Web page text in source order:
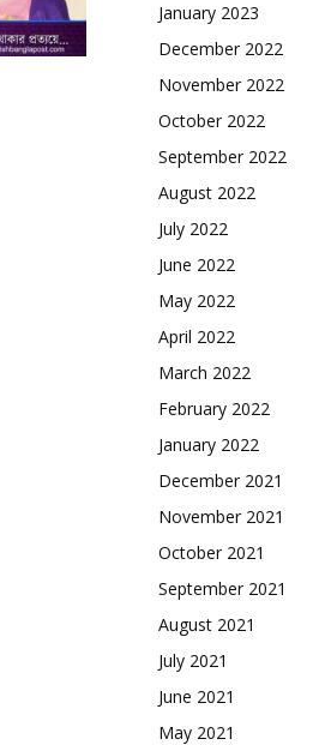
January 2023
December 2022
November 2022
October 2022
September 2022
August 2022
July 2022
June 2022
May 2022
April 2022
March 2022
February 2022
January 2022
December 2021
November 2021
October 2021
September 2021
August 2021
July 2021
June 2021
May 2021